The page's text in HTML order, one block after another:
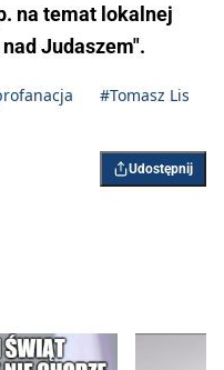
na temat lokalnej
Judaszem".
#Tomasz Lis
Udostępnij